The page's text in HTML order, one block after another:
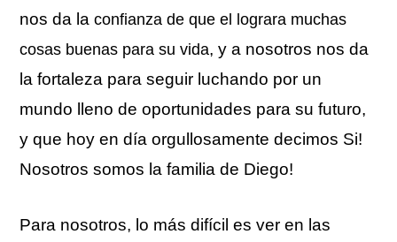
nos da laconfianza de que el lograra muchas
cosas buenas para su vida, y a nosotros nos da
la fortaleza para seguir luchando por un
mundo lleno de oportunidades para su futuro,
y que hoy en día orgullosamente decimos Si!
Nosotros somos la familia de Diego!
Para nosotros, lo más difícil es ver en las